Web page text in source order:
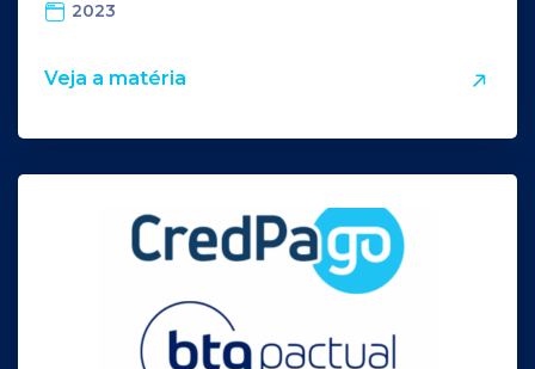
2023
Veja a matéria